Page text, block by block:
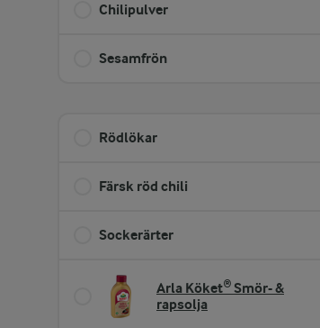
Chilipulver
Sesamfrön
Rödlökar
Färsk röd chili
Sockerärter
Arla Köket® Smör- &
rapsolja